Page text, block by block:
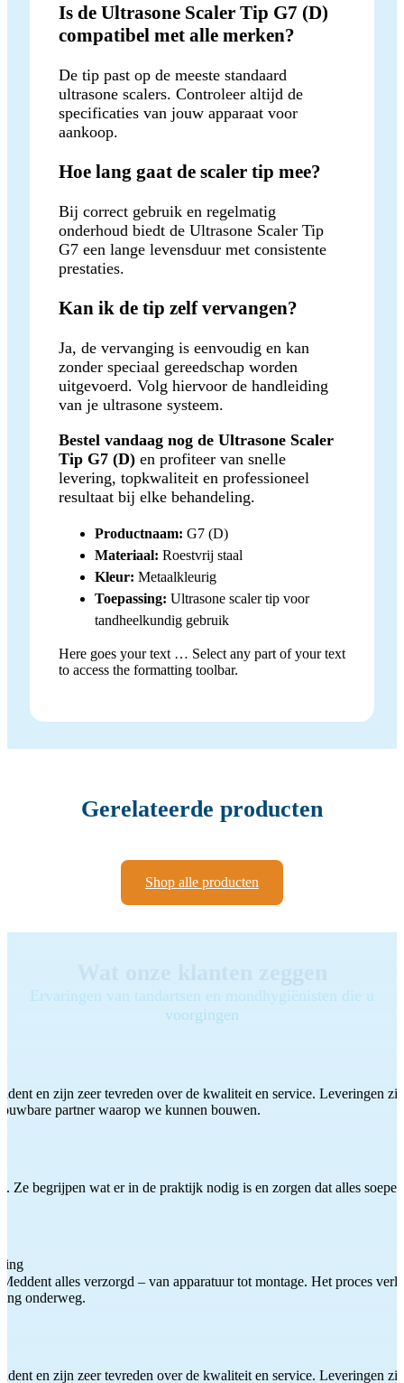
Is de Ultrasone Scaler Tip G7 (D)
compatibel met alle merken?
De tip past op de meeste standaard
ultrasone scalers. Controleer altijd de
specificaties van jouw apparaat voor
aankoop.
Hoe lang gaat de scaler tip mee?
Bij correct gebruik en regelmatig
onderhoud biedt de Ultrasone Scaler Tip
G7 een lange levensduur met consistente
prestaties.
Kan ik de tip zelf vervangen?
Ja, de vervanging is eenvoudig en kan
zonder speciaal gereedschap worden
uitgevoerd. Volg hiervoor de handleiding
van je ultrasone systeem.
Bestel vandaag nog de Ultrasone Scaler
Tip G7 (D) en profiteer van snelle
levering, topkwaliteit en professioneel
resultaat bij elke behandeling.
Productnaam: G7 (D)
Materiaal: Roestvrij staal
Kleur: Metaalkleurig
Toepassing: Ultrasone scaler tip voor
tandheelkundig gebruik
Here goes your text … Select any part of your text
to access the formatting toolbar.
Gerelateerde producten
Shop alle producten
Ervaringen van tandartsen en mondhygiënisten die u
voorgingen
en zijn zeer tevreden over de kwaliteit en service. Leveringen
partner waarop we kunnen bouwen.
Ze begrijpen wat er in de praktijk nodig is en zorgen dat alles
alles verzorgd – van apparatuur tot montage. Het proces
onderweg.
en zijn zeer tevreden over de kwaliteit en service. Leveringen